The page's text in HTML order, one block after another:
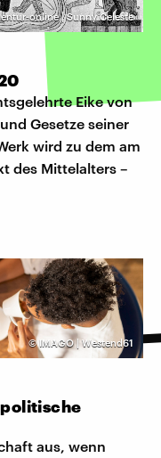
online | Sunny Celeste
Eike von
Gesetze seiner
wird zu dem am
des Mittelalters –
©IMAGO | Westend61
aus, wenn